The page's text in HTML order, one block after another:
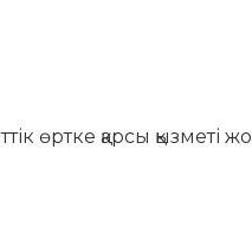
өртке қарсы қызметі жоқ